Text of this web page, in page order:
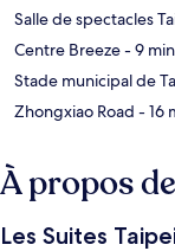
Salle de spectacles
Centre Breeze- 9
Stade municipal de
Zhongxiao Road - 16
À propos
Les Suites